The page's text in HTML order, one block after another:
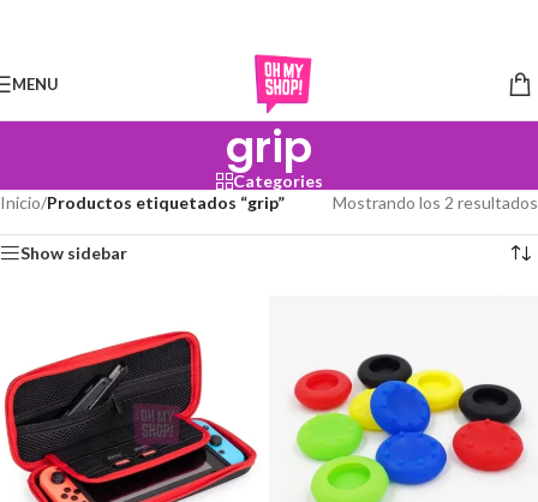
MENU
grip
Categories
Inicio/Productos etiquetados “grip” Mostrando los 2 resultados
Show sidebar